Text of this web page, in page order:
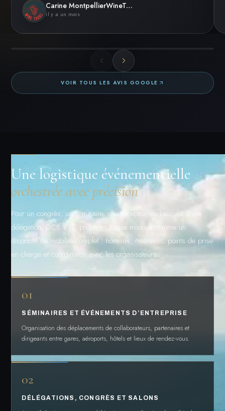
Carine MontpellierWineTours
il y a un mois
VOIR TOUS LES AVIS GOOGLE
Une logistique événementielle
orchestrée avec précision
Pour un congrès, un séminaire, une réception ou l’accueil d’une
délégation, DCS VTC prépare chaque mission comme un
dispositif de mobilité complet : horaires, itinéraires, points de prise
en charge et coordination avec les organisateurs.
01
SÉMINAIRES ET ÉVÉNEMENTS D’ENTREPRISE
Organisation des déplacements de collaborateurs, partenaires et
dirigeants entre gares, aéroports, hôtels et lieux de rendez-vous.
02
DÉLÉGATIONS, CONGRÈS ET SALONS